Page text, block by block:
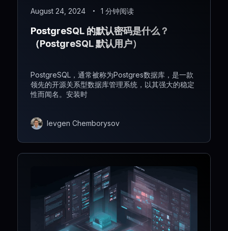
August 24, 2024 1 分钟阅读
PostgreSQL 的默认密码是什么？
（PostgreSQL 默认用户）
PostgreSQL，通常被称为Postgres数据库，是一款
领先的开源关系型数据库管理系统，以其强大的稳定
性而闻名。安装时
Ievgen Chemborysov